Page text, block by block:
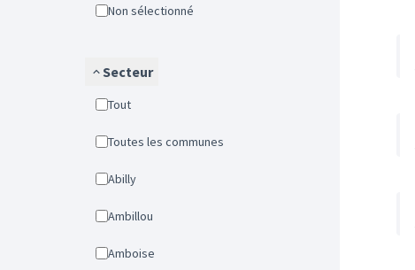
Non sélectionné
Secteur
Tout
Toutes les communes
Abilly
Ambillou
Amboise